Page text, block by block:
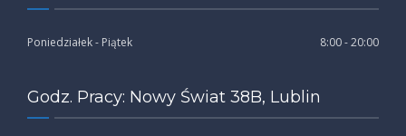
Poniedziałek - Piątek 8:00 - 20:00
Godz. Pracy: Nowy Świat 38B, Lublin